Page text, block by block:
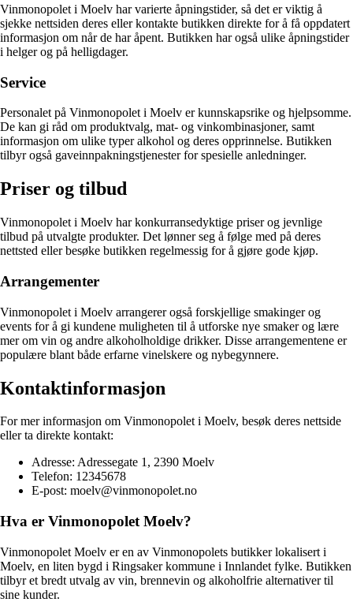
Vinmonopolet i Moelv har varierte åpningstider, så det er viktig å
sjekke nettsiden deres eller kontakte butikken direkte for å få oppdatert
informasjon om når de har åpent. Butikken har også ulike åpningstider
i helger og på helligdager.
Service
Personalet på Vinmonopolet i Moelv er kunnskapsrike og hjelpsomme.
De kan gi råd om produktvalg, mat- og vinkombinasjoner, samt
informasjon om ulike typer alkohol og deres opprinnelse. Butikken
tilbyr også gaveinnpakningstjenester for spesielle anledninger.
Priser og tilbud
Vinmonopolet i Moelv har konkurransedyktige priser og jevnlige
tilbud på utvalgte produkter. Det lønner seg å følge med på deres
nettsted eller besøke butikken regelmessig for å gjøre gode kjøp.
Arrangementer
Vinmonopolet i Moelv arrangerer også forskjellige smakinger og
events for å gi kundene muligheten til å utforske nye smaker og lære
mer om vin og andre alkoholholdige drikker. Disse arrangementene er
populære blant både erfarne vinelskere og nybegynnere.
Kontaktinformasjon
For mer informasjon om Vinmonopolet i Moelv, besøk deres nettside
eller ta direkte kontakt:
Adresse: Adressegate 1, 2390 Moelv
Telefon: 12345678
E-post: moelv@vinmonopolet.no
Hva er Vinmonopolet Moelv?
Vinmonopolet Moelv er en av Vinmonopolets butikker lokalisert i
Moelv, en liten bygd i Ringsaker kommune i Innlandet fylke. Butikken
tilbyr et bredt utvalg av vin, brennevin og alkoholfrie alternativer til
sine kunder.